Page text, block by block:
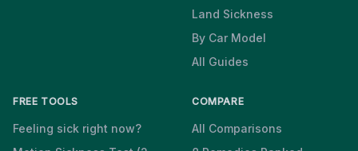
Land Sickness
By Car Model
All Guides
FREE TOOLS
Feeling sick right now?
COMPARE
All Comparisons